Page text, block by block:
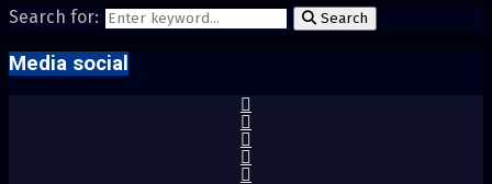
Search for: Search
Media social